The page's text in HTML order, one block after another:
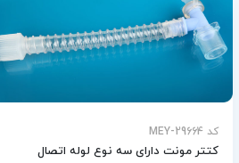
کد MEY-29664
کتتر مونت دارای سه نوع لوله اتصال